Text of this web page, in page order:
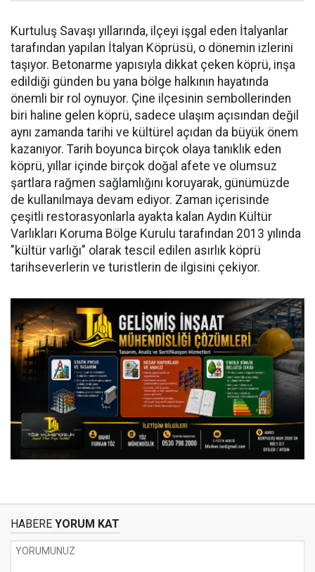
Kurtuluş Savaşı yıllarında, ilçeyi işgal eden İtalyanlar
tarafından yapılan İtalyan Köprüsü, o dönemin izlerini
taşıyor. Betonarme yapısıyla dikkat çeken köprü, inşa
edildiği günden bu yana bölge halkının hayatında
önemli bir rol oynuyor. Çine ilçesinin sembollerinden
biri haline gelen köprü, sadece ulaşım açısından değil
aynı zamanda tarihi ve kültürel açıdan da büyük önem
kazanıyor. Tarih boyunca birçok olaya tanıklık eden
köprü, yıllar içinde birçok doğal afete ve olumsuz
şartlara rağmen sağlamlığını koruyarak, günümüzde
de kullanılmaya devam ediyor. Zaman içerisinde
çeşitli restorasyonlarla ayakta kalan Aydın Kültür
Varlıkları Koruma Bölge Kurulu tarafından 2013 yılında
"kültür varlığı" olarak tescil edilen asırlık köprü
tarihseverlerin ve turistlerin de ilgisini çekiyor.
HABERE YORUM KAT